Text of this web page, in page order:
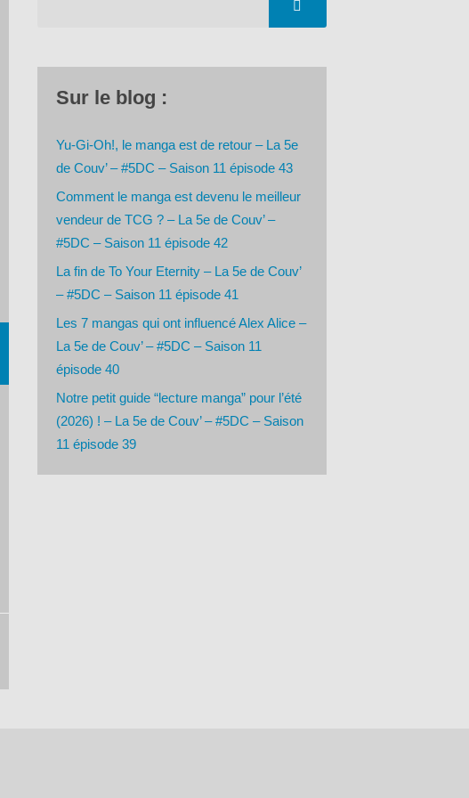
Sur le blog :
Yu-Gi-Oh!, le manga est de retour – La 5e
de Couv’ – #5DC – Saison 11 épisode 43
Comment le manga est devenu le meilleur
vendeur de TCG ? – La 5e de Couv’ –
#5DC – Saison 11 épisode 42
La fin de To Your Eternity – La 5e de Couv’
– #5DC – Saison 11 épisode 41
Les 7 mangas qui ont influencé Alex Alice –
La 5e de Couv’ – #5DC – Saison 11
épisode 40
Notre petit guide “lecture manga” pour l’été
(2026) ! – La 5e de Couv’ – #5DC – Saison
11 épisode 39